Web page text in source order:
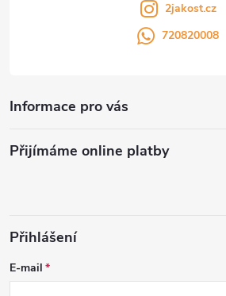
2jakost.cz
720820008
Informace pro vás
Přijímáme online platby
Přihlášení
E-mail